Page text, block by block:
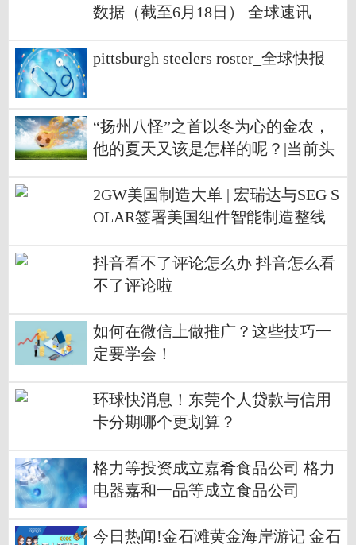
数据（截至6月18日） 全球速讯
pittsburgh steelers roster_全球快报
“扬州八怪”之首以冬为心的金农，
他的夏天又该是怎样的呢？|当前头
2GW美国制造大单 | 宏瑞达与SEG S
OLAR签署美国组件智能制造整线
抖音看不了评论怎么办 抖音怎么看
不了评论啦
如何在微信上做推广？这些技巧一
定要学会！
环球快消息！东莞个人贷款与信用
卡分期哪个更划算？
格力等投资成立嘉肴食品公司 格力
电器嘉和一品等成立食品公司
今日热闻!金石滩黄金海岸游记 金石